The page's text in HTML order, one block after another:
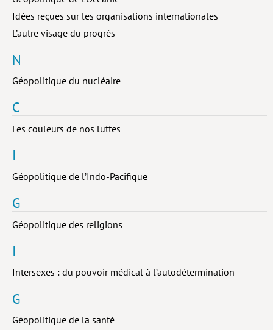
Idées reçues sur les organisations internationales
L’autre visage du progrès
N
Géopolitique du nucléaire
C
Les couleurs de nos luttes
I
Géopolitique de l’Indo-Pacifique
G
Géopolitique des religions
I
Intersexes : du pouvoir médical à l’autodétermination
G
Géopolitique de la santé